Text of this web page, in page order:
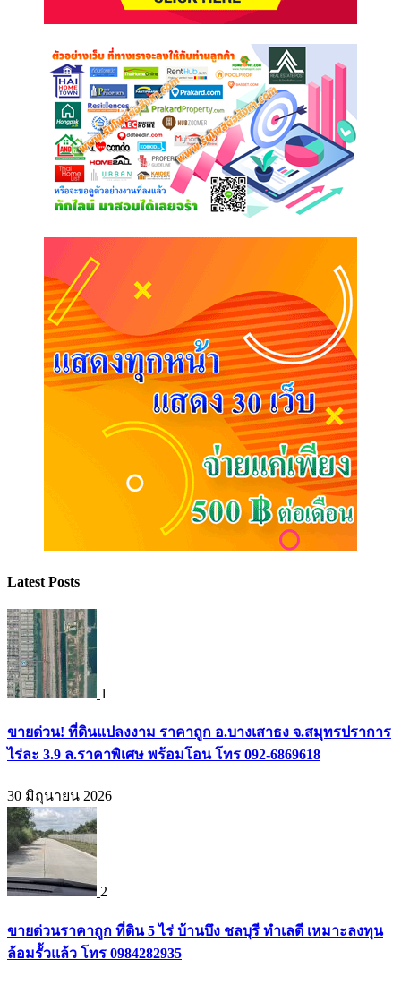
Latest Posts
1
ขายด่วน! ที่ดินแปลงงาม ราคาถูก อ.บางเสาธง จ.สมุทรปราการ
ไร่ละ 3.9 ล.ราคาพิเศษ พร้อมโอน โทร 092-6869618
30 มิถุนายน 2026
2
ขายด่วนราคาถูก ที่ดิน 5 ไร่ บ้านบึง ชลบุรี ทำเลดี เหมาะลงทุน
ล้อมรั้วแล้ว โทร 0984282935